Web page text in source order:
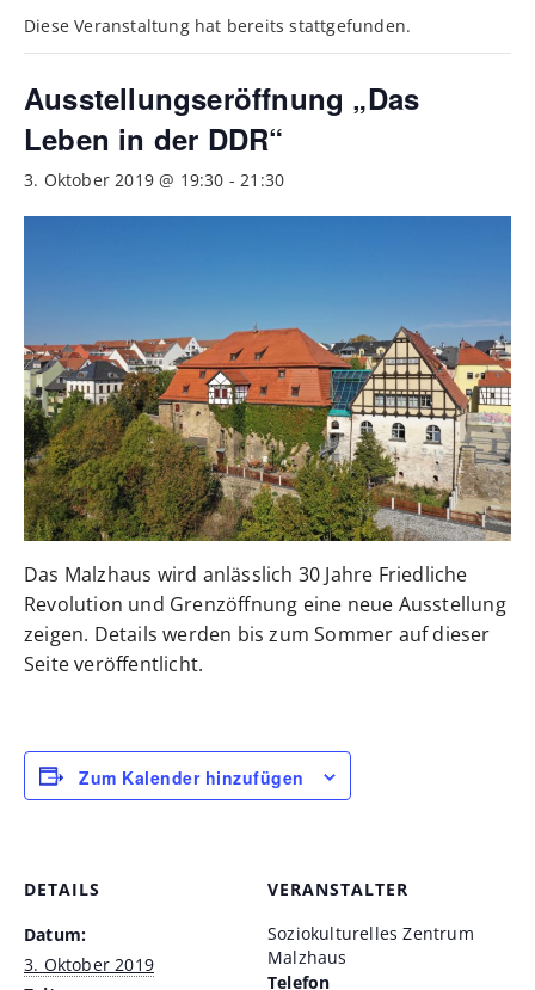
Diese Veranstaltung hat bereits stattgefunden.
Ausstellungseröffnung „Das
Leben in der DDR“
3. Oktober 2019 @ 19:30 -21:30
Das Malzhaus wird anlässlich 30 Jahre Friedliche
Revolution und Grenzöffnung eine neue Ausstellung
zeigen. Details werden bis zum Sommer auf dieser
Seite veröffentlicht.
Zum Kalender hinzufügen
DETAILS
Datum:
3. Oktober 2019
VERANSTALTER
Soziokulturelles Zentrum
Malzhaus
Telefon